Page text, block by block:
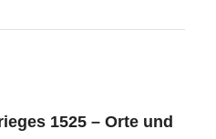
1525 – Orte und